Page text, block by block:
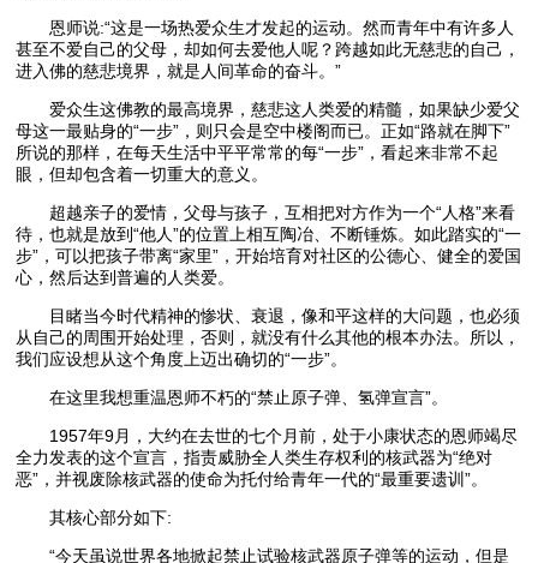
恩师说:“这是一场热爱众生才发起的运动。然而青年中有许多人
甚至不爱自己的父母，却如何去爱他人呢？跨越如此无慈悲的自己，
进入佛的慈悲境界，就是人间革命的奋斗。”
爱众生这佛教的最高境界，慈悲这人类爱的精髓，如果缺少爱父
母这一最贴身的“一步”，则只会是空中楼阁而已。正如“路就在脚下”
所说的那样，在每天生活中平平常常的每“一步”，看起来非常不起
眼，但却包含着一切重大的意义。
超越亲子的爱情，父母与孩子，互相把对方作为一个“人格”来看
待，也就是放到“他人”的位置上相互陶冶、不断锤炼。如此踏实的“一
步”，可以把孩子带离“家里”，开始培育对社区的公德心、健全的爱国
心，然后达到普遍的人类爱。
目睹当今时代精神的惨状、衰退，像和平这样的大问题，也必须
从自己的周围开始处理，否则，就没有什么其他的根本办法。所以，
我们应设想从这个角度上迈出确切的“一步”。
在这里我想重温恩师不朽的“禁止原子弹、氢弹宣言”。
1957年9月，大约在去世的七个月前，处于小康状态的恩师竭尽
全力发表的这个宣言，指责威胁全人类生存权利的核武器为“绝对
恶”，并视废除核武器的使命为托付给青年一代的“最重要遗训”。
其核心部分如下:
“今天虽说世界各地掀起禁止试验核武器原子弹等的运动，但是